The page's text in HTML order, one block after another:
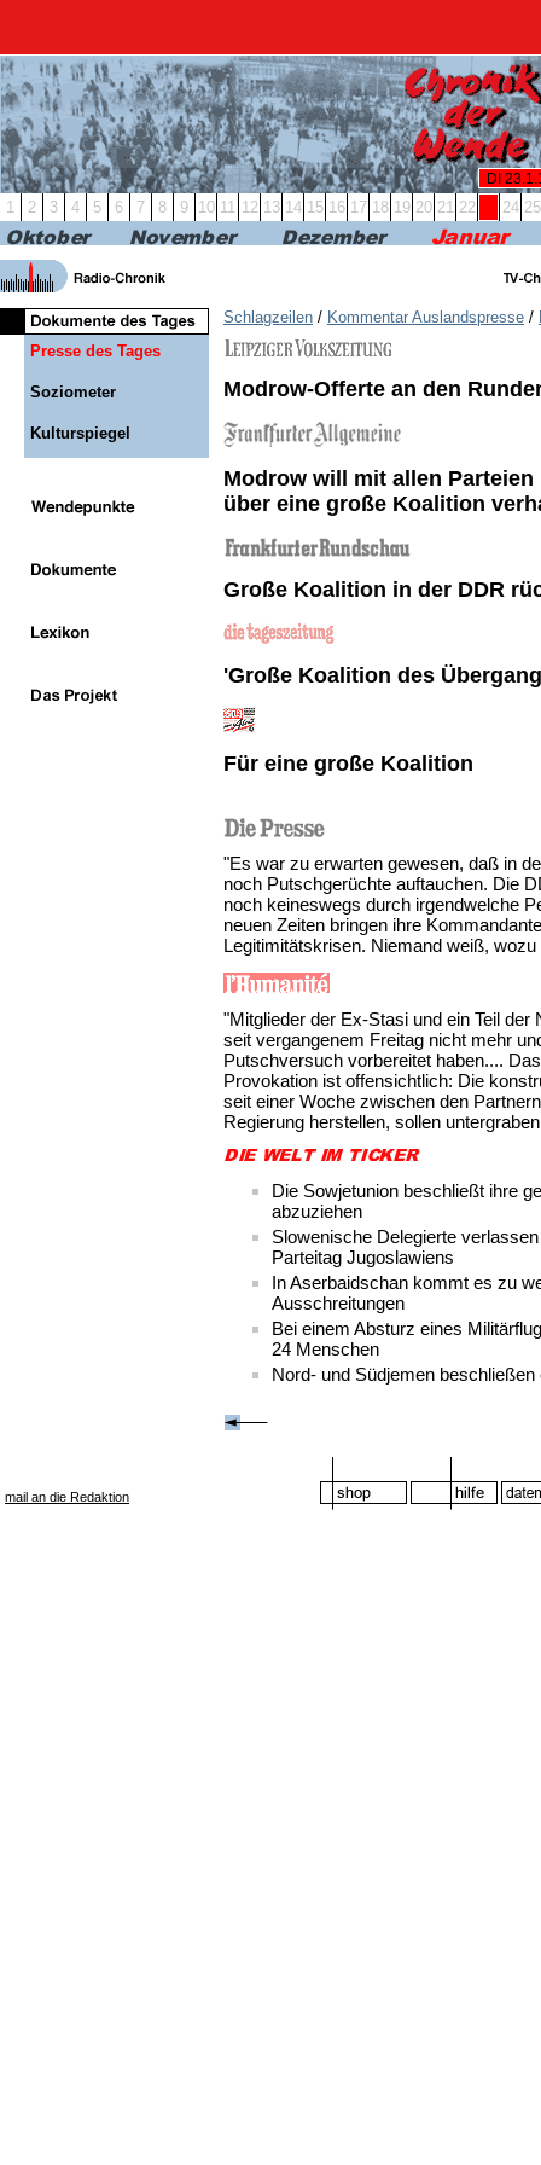
DI
1 2 3 4 5 6 7 8 9 10 11 12 13 14 15 16 17 18 19 20 21 22 24 25
Presse des Tages
Soziometer
Kulturspiegel
Schlagzeilen / Kommentar Auslandspresse /
Modrow-Offerte an den
Modrow will mit allen Parteien
über eine große Koalition
Große Koalition in der DDR
'Große Koalition des
Für eine große Koalition
"Es war zu erwarten gewesen, daß in
noch Putschgerüchte auftauchen. Die
noch keineswegs durch irgendwelche
neuen Zeiten bringen ihre
Legitimitätskrisen. Niemand weiß,
"Mitglieder der Ex-Stasi und ein Teil der
seit vergangenem Freitag nicht mehr
Putschversuch vorbereitet haben....
Provokation ist offensichtlich: Die
seit einer Woche zwischen den
Regierung herstellen, sollen
Die Sowjetunion beschließt ihre
abzuziehen
Slowenische Delegierte
Parteitag Jugoslawiens
In Aserbaidschan kommt es zu
Ausschreitungen
Bei einem Absturz eines
24 Menschen
Nord- und Südjemen
mail an die Redaktion